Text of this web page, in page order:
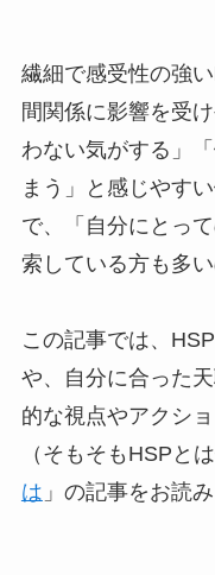
繊細で感受性の強
間関係に影響を受
わない気がする」
まう」と感じやす
で、「自分にとっ
索している方も多
この記事では、
や、自分に合った
的な視点やアクシ
（そもそもHSPと
は 」の記事をお読